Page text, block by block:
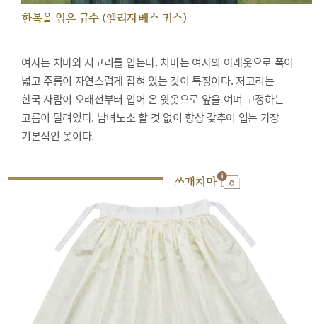
한복을 입은 규수 (엘리자베스 키스)
여자는 치마와 저고리를 입는다. 치마는 여자의 아래옷으로 폭이
넓고 주름이 자연스럽게 잡혀 있는 것이 특징이다. 저고리는
한국 사람이 오래전부터 입어 온 윗옷으로 앞을 여며 고정하는
고름이 달려있다. 남녀노소 할 것 없이 항상 갖추어 입는 가장
기본적인 옷이다.
쓰개치마